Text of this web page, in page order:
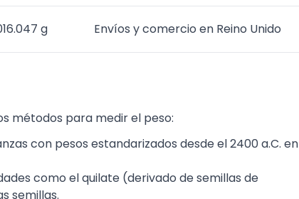
g Envíos y comercio en Reino Unido
métodos para medir el peso:
con pesos estandarizados desde el 2400 a.C. en
como el quilate (derivado de semillas de
semillas.